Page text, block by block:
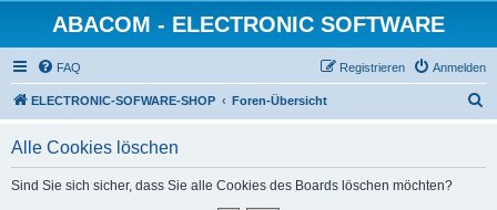
ABACOM - ELECTRONIC SOFTWARE
FAQ Anmelden
Registrieren
ELECTRONIC-SOFWARE-SHOP Foren-Übersicht
Alle Cookies löschen
Sind Sie sich sicher, dass Sie alle Cookies des Boards löschen möchten?